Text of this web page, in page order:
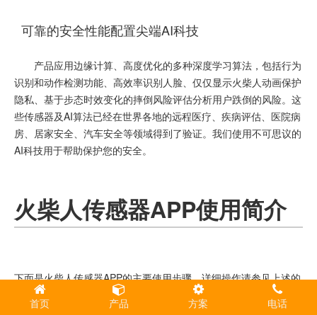
可靠的安全性能配置尖端AI科技
产品应用边缘计算、高度优化的多种深度学习算法，包括行为
识别和动作检测功能、高效率识别人脸、仅仅显示火柴人动画保护
隐私、基于步态时效变化的摔倒风险评估分析用户跌倒的风险。这
些传感器及AI算法已经在世界各地的远程医疗、疾病评估、医院病
房、居家安全、汽车安全等领域得到了验证。我们使用不可思议的
AI科技用于帮助保护您的安全。
火柴人传感器APP使用简介
下面是火柴人传感器APP的主要使用步骤。详细操作请参见上述的
使用说明书。
首页 产品 方案 电话